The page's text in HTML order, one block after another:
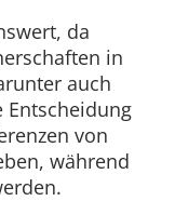
da
in
auch
Entscheidung
von
während